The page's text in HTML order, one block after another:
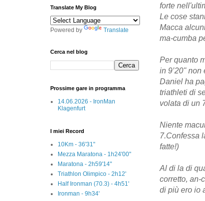
forte
Le cose
Macca
ma-cumba
Per quanto
in 9’20"
Daniel ha
triathleti di
volata di un
Niente
7.Confessa
fatte!)
Al di la di
corretto, an-
di più ero io
Translate My Blog
Powered by Translate
Cerca nel blog
Prossime gare in programma
14.06.2026 - IronMan
Klagenfurt
I miei Record
10Km - 36'31"
Mezza Maratona - 1h24'00"
Maratona - 2h59'14"
Triathlon Olimpico - 2h12'
Half Ironman (70.3) - 4h51'
Ironman - 9h34'